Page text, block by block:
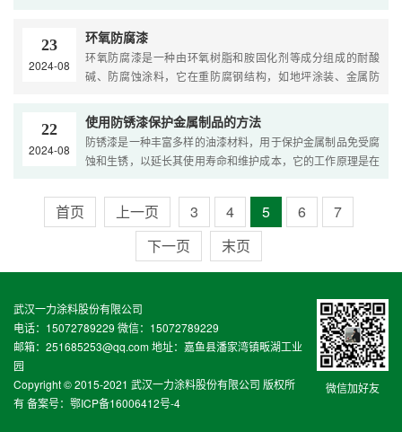
处理、涂抹底漆、涂抹防腐漆和二次处理等...
23
2024-08
环氧防腐漆
环氧防腐漆是一种由环氧树脂和胺固化剂等成分组成的耐酸
碱、防腐蚀涂料，它在重防腐钢结构，如地坪涂装、金属防
主要特点是具有很强的附着力，能够牢固地附着...
22
2024-08
使用防锈漆保护金属制品的方法
防锈漆是一种丰富多样的油漆材料，用于保护金属制品免受腐
蚀和生锈，以延长其使用寿命和维护成本，它的工作原理是在
对金属的侵蚀，防锈漆的种类繁多，包括调...
首页 上一页 3 4 5 6
7
下一页
末页
微信加好友
武汉一力涂料股份有限公司
电话：15072789229 微信：15072789229
邮箱：251685253@qq.com 地址：嘉鱼县潘家湾镇畈湖工业
园
Copyright © 2015-2021 武汉一力涂料股份有限公司 版权所
有 备案号： 鄂ICP备16006412号-4